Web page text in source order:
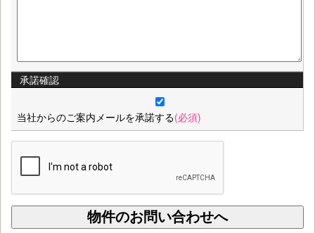
承諾確認
当社からのご案内メールを承諾する(必須)